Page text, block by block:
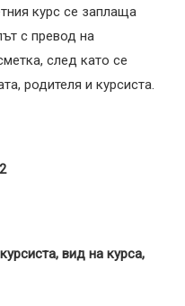
курс се заплаща
с превод на
след като се
родителя и курсиста.
вид на курса,